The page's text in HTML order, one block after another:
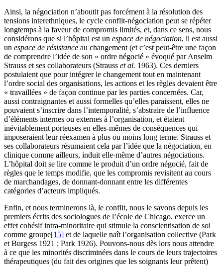
Ainsi, la négociation n’aboutit pas forcément à la résolution des
tensions interethniques, le cycle conflit-négociation peut se répéter
longtemps à la faveur de compromis limités, et, dans ce sens, nous
considérons que si l’hôpital est un espace de négociation, il est aussi
un espace de résistance au changement (et c’est peut-être une façon
de comprendre l’idée de son « ordre négocié » évoqué par Anselm
Strauss et ses collaborateurs (Strauss et al. 1963). Ces derniers
postulaient que pour intégrer le changement tout en maintenant
l’ordre social des organisations, les actions et les règles devaient être
« travaillées » de façon continue par les parties concernées. Car,
aussi contraignantes et aussi formelles qu’elles paraissent, elles ne
pouvaient s’inscrire dans l’intemporalité, s’abstraire de l’influence
d’éléments internes ou externes à l’organisation, et étaient
inévitablement porteuses en elles-mêmes de conséquences qui
imposeraient leur réexamen à plus ou moins long terme. Strauss et
ses collaborateurs résumaient cela par l’idée que la négociation, en
clinique comme ailleurs, induit elle-même d’autres négociations.
L’hôpital doit se lire comme le produit d’un ordre négocié, fait de
règles que le temps modifie, que les compromis revisitent au cours
de marchandages, de donnant-donnant entre les différentes
catégories d’acteurs impliqués.
Enfin, et nous terminerons là, le conflit, nous le savons depuis les
premiers écrits des sociologues de l’école de Chicago, exerce un
effet cohésif intra-minoritaire qui stimule la conscientisation de soi
comme groupe[15] et de laquelle naît l’organisation collective (Park
et Burgess 1921 ; Park 1926). Pouvons-nous dès lors nous attendre
à ce que les minorités discriminées dans le cours de leurs trajectoires
thérapeutiques (du fait des origines que les soignants leur prêtent)